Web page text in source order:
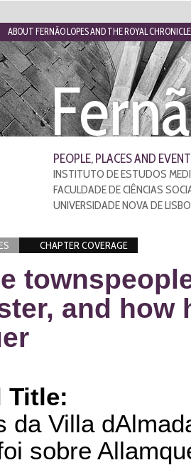
PEOPLE, PLACES AND
INSTITUTO DE ESTUDOS
FACULDADE DE CIÊNCIAS
UNIVERSIDADE NOVA DE
CHAPTER COVERAGE
and how
Title:
da Villa
sobre
ABOUT FERNÃO LOPES AND THE ROYAL